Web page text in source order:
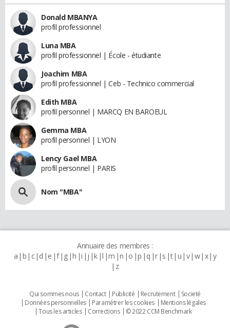
Donald MBANYA
profil professionnel
Luna MBA
profil professionnel | École - étudiante
Joachim MBA
profil professionnel | Ceb - Technico commercial
Edith MBA
profil personnel | MARCQ EN BAROEUL
Gemma MBA
profil personnel | LYON
Lency Gael MBA
profil personnel | PARIS
Nom "MBA"
Annuaire des membres :
a b c d e f g h i j k l m n o p q r s t u v w x y
z
Qui sommes nous Contact Publicité Recrutement
Societé
Données personnelles
Paramétrer les cookies
Mentions légales
Tous les articles
Corrections © 2022 CCM Benchmark